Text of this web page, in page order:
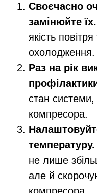
Своєчасно
замінюйте їх.
якість
охолодження.
Раз на рік
стан
компресора.
температуру.
не лише
але й